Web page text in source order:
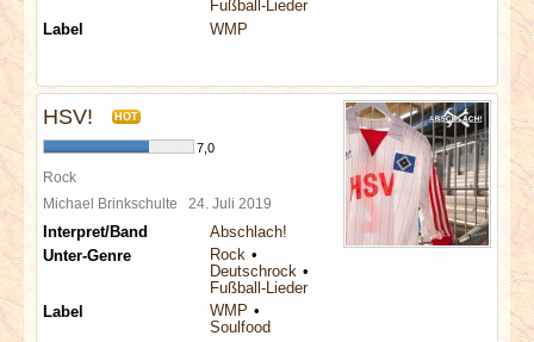
ARCHIV
Fußball-Lieder
Label
WMP
HSV! HOT
7,0
Rock
Michael Brinkschulte 24. Juli 2019
Interpret/Band
Abschlach!
Unter-Genre
Rock
Deutschrock
Fußball-Lieder
Label
WMP
Soulfood